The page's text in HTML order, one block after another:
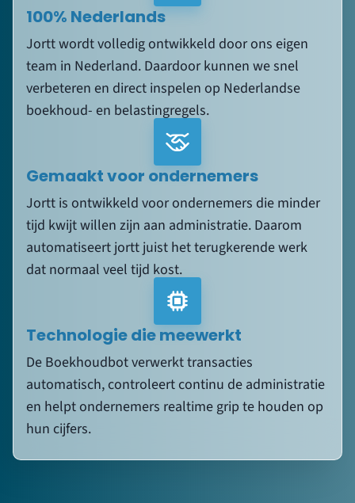
verbeteren en direct inspelen op Nederlandse
boekhoud- en belastingregels.
Gemaakt voor ondernemers
Jortt is ontwikkeld voor ondernemers die minder
tijd kwijt willen zijn aan administratie. Daarom
automatiseert jortt juist het terugkerende werk
dat normaal veel tijd kost.
Technologie die meewerkt
De Boekhoudbot verwerkt transacties
automatisch, controleert continu de administratie
en helpt ondernemers realtime grip te houden op
hun cijfers.